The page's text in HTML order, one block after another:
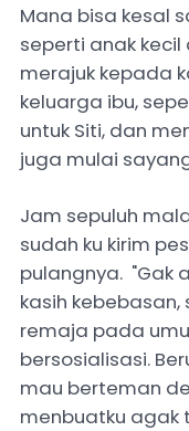
Mana bisa kesal
seperti anak
merajuk kepada
keluarga ibu,
untuk Siti, dan
juga mulai
Jam sepuluh
sudah ku kirim
pulangnya. "Gak
kasih
remaja pada
bersosialisasi.
mau berteman
menbuatku agak